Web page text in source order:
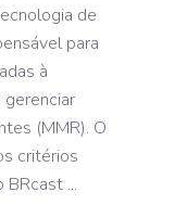
de
para
à
(MMR). O
critérios
BRcast